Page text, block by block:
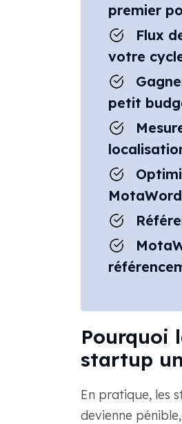
premier
Flux
votre
petit
Pourquoi
startup
En pratique, les
devienne